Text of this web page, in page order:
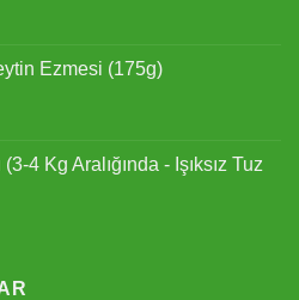
Ezmesi (175g)
4 Kg Aralığında - Işıksız Tuz